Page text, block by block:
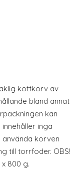
köttkorv av
bland annat
kan
inga
använda korven
till torrfoder. OBS!
800 g.